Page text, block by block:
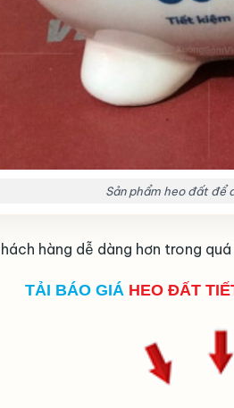
Sản phẩm heo đất để
hàng dễ dàng hơn trong
TẢI BÁO GIÁ HEO ĐẤT